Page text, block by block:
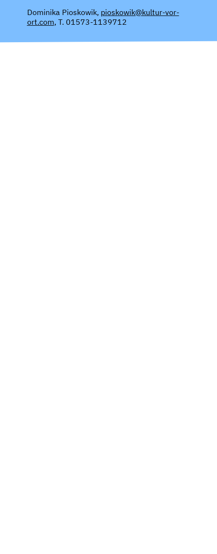
Dominika Pioskowik, pioskowik@kultur-vor-
ort.com, T. 01573-1139712